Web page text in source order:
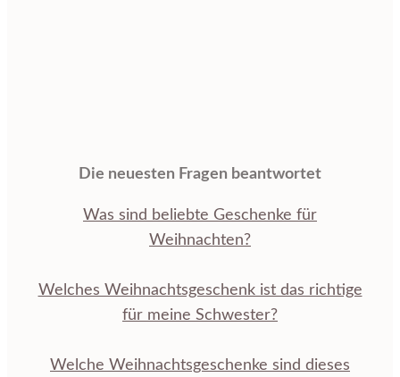
Die neuesten Fragen beantwortet
Was sind beliebte Geschenke für
Weihnachten?
Welches Weihnachtsgeschenk ist das richtige
für meine Schwester?
Welche Weihnachtsgeschenke sind dieses